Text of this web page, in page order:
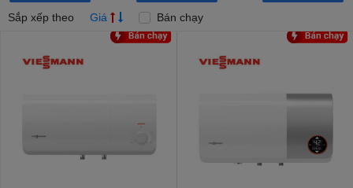
Sắp xếp theo Giá Bán chạy